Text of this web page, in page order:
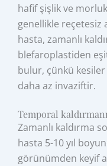
hafif şişlik ve
genellikle reçetesiz
hasta, zamanlı
blefaroplastiden
bulur, çünkü
daha az invaziftir.
Temporal
Zamanlı kaldırma
hasta 5-10 yıl
görünümden keyif